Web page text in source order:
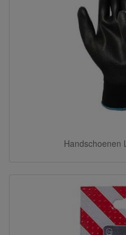
Handschoenen